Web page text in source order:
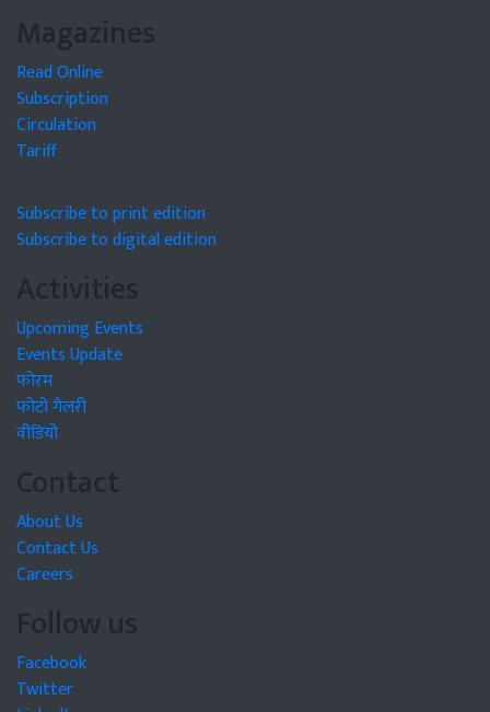
Magazines
Read Online
Subscription
Circulation
Tariff
Subscribe to print edition
Subscribe to digital edition
Activities
Upcoming Events
Events Update
फोरम
फोटो गैलरी
वीडियो
Contact
About Us
Contact Us
Careers
Follow us
Facebook
Twitter